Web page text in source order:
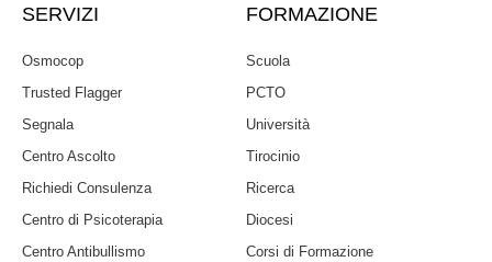
SERVIZI
Osmocop
Trusted Flagger
Segnala
Centro Ascolto
Richiedi Consulenza
Centro di Psicoterapia
Centro Antibullismo
FORMAZIONE
Scuola
PCTO
Università
Tirocinio
Ricerca
Diocesi
Corsi di Formazione